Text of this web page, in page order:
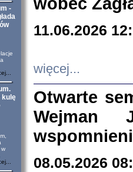
-
kulę
11.06.2026
więcej...
Otwarte
Wejman
08.05.2026